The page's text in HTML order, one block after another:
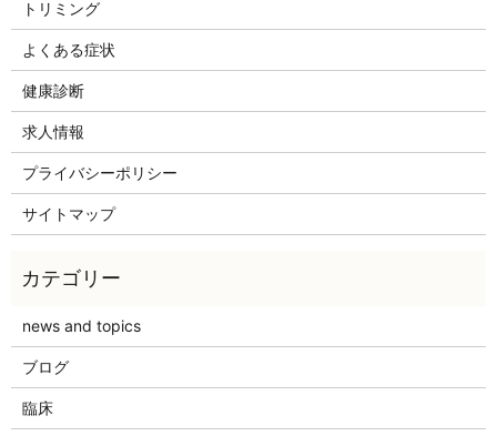
トリミング
よくある症状
健康診断
求人情報
プライバシーポリシー
サイトマップ
news and topics
ブログ
臨床